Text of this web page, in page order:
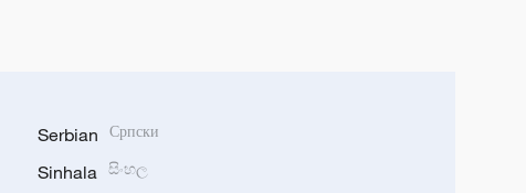
Serbian Српски
Sinhala සිංහල